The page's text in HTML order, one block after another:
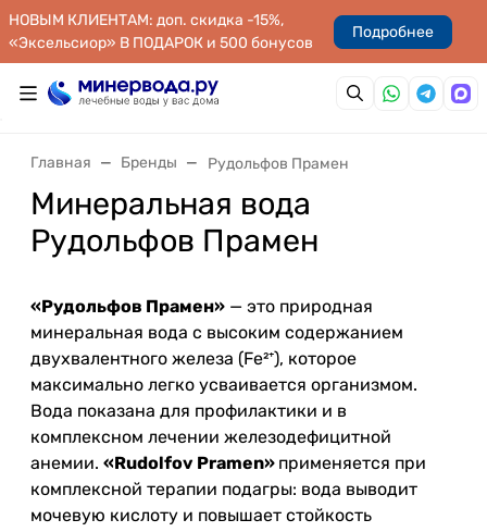
НОВЫМ КЛИЕНТАМ: доп. скидка -15%,
«Эксельсиор» В ПОДАРОК и 500 бонусов
Подробнее
Главная Бренды Рудольфов Прамен
Минеральная вода
Рудольфов Прамен
«Рудольфов Прамен» — это природная
минеральная вода с высоким содержанием
двухвалентного железа (Fe²⁺), которое
максимально легко усваивается организмом.
Вода показана для профилактики и в
комплексном лечении железодефицитной
анемии. «Rudolfov Pramen» применяется при
комплексной терапии подагры: вода выводит
мочевую кислоту и повышает стойкость